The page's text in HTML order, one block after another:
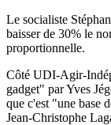
Le socialiste
baisser de 30% le
proportionnelle.
Côté UDI-Agir-
gadget" par Yves
que c'est "une base
Jean-Christophe